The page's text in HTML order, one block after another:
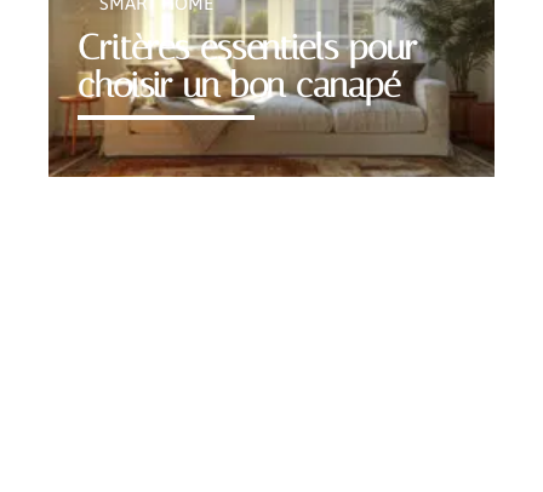
Critères essentiels pour
choisir un bon canapé